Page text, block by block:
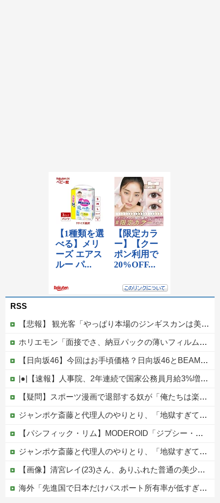
RSS
【悲報】 観光客「やっぱり本場のジンギスカンは美味い！」道民ワイ「ぷっｗｗｗｗ」
ホリエモン「面接でさ、納豆パックの薄いフィルムって何のために入っていの？って聞くわけ」
【日向坂46】今回はお手頃価格？日向坂46とBEAMSのコラボが決定！！
|●|【速報】人事院、2年連続で国家公務員月給3%増の「1万5056円」引き上げ勧告 2年で6%超え
【疑問】スポーツ漫画で退部する奴が「俺たちは楽しくやりたかったんだよ」って言い出す理由ｗｗｗｗｗ他
ジャンポケ斎藤と代理人のやりとり、「地獄すぎて完全にコントになってる……」と衝撃を受ける人が続出中
【パシフィック・リム】MODEROID「ジプシー・デンジャー」プラモデル【10日予約開始】
ジャンポケ斎藤と代理人のやりとり、「地獄すぎて完全にコントになってる……」と衝撃を受ける人が続出中
【画像】清宮レイ(23)さん、ありふれた普通の美少女になる
海外「先進国で日本だけパスポート所有率が低すぎる、何故なのか」